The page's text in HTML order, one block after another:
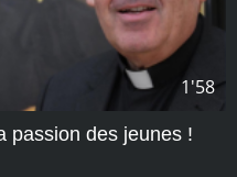
1'58
passion des jeunes !